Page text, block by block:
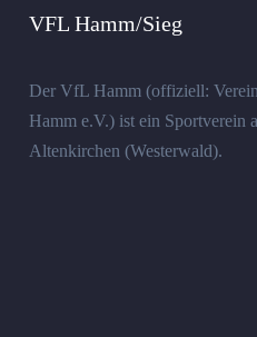
VFL Hamm/Sieg
Der VfL Hamm (offiziell:
Hamm e.V.) ist ein Sportverein
Altenkirchen (Westerwald).